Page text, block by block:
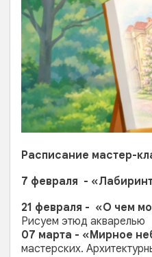
Расписание мастер-
7 февраля -
21 февраля - «О чем
Рисуем этюд акварелью
07 марта - «Мирное
мастерских.